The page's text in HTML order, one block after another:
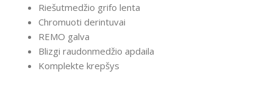
Riešutmedžio grifo lenta
Chromuoti derintuvai
REMO galva
Blizgi raudonmedžio apdaila
Komplekte krepšys